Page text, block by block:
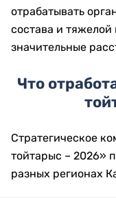
отрабатывать
состава и
значительные
Что
Стратегическое
тойтарыс – 2026»
разных регионах